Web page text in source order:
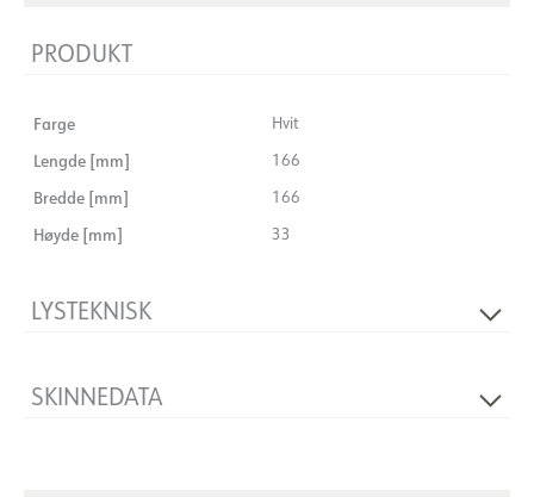
PRODUKT
Farge Hvit
Lengde [mm] 166
Bredde [mm] 166
Høyde [mm] 33
LYSTEKNISK
SKINNEDATA